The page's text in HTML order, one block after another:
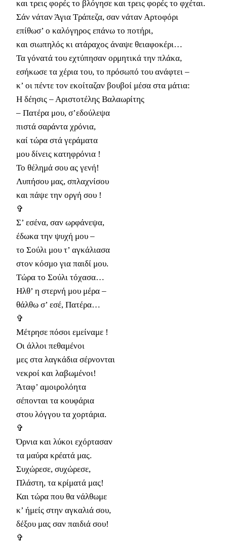
και τρεις φορές το βλόγησε και τρεις φορές το φχέται.
Σάν νάταν Άγια Τράπεζα, σαν νάταν Αρτοφόρι
επίθωσ’ ο καλόγηρος επάνω το ποτήρι,
και σιωπηλός κι ατάραχος άναψε θειαφοκέρι…
Τα γόνατά του εχτύπησαν ορμητικά την πλάκα,
εσήκωσε τα χέρια του, το πρόσωπό του ανάφτει –
κ’ οι πέντε τον εκοίταζαν βουβοί μέσα στα μάτια:
Η δέησις – Αριστοτέλης Βαλαωρίτης
– Πατέρα μου, σ’εδούλεψα
πιστά σαράντα χρόνια,
καί τώρα στά γεράματα
μου δίνεις κατηφρόνια !
Το θέλημά σου ας γενή!
Λυπήσου μας, σπλαχνίσου
και πάψε την οργή σου !
✞
Σ’ εσένα, σαν ωρφάνεψα,
έδωκα την ψυχή μου –
το Σούλι μου τ’ αγκάλιασα
στον κόσμο για παιδί μου.
Τώρα το Σούλι τόχασα…
Ηλθ’ η στερνή μου μέρα –
θάλθω σ’ εσέ, Πατέρα…
✞
Μέτρησε πόσοι εμείναμε !
Οι άλλοι πεθαμένοι
μες στα λαγκάδια σέρνονται
νεκροί και λαβωμένοι!
Άταφ’ αμοιρολόητα
σέπονται τα κουφάρια
στου λόγγου τα χορτάρια.
✞
Όρνια και λύκοι εχόρτασαν
τα μαύρα κρέατά μας.
Συχώρεσε, συχώρεσε,
Πλάστη, τα κρίματά μας!
Και τώρα που θα νάλθωμε
κ’ ήμείς στην αγκαλιά σου,
δέξου μας σαν παιδιά σου!
✞